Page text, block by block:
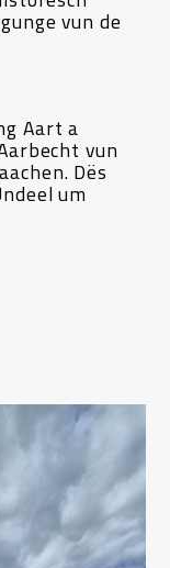
vun de
Aart a
vun
Dës
um